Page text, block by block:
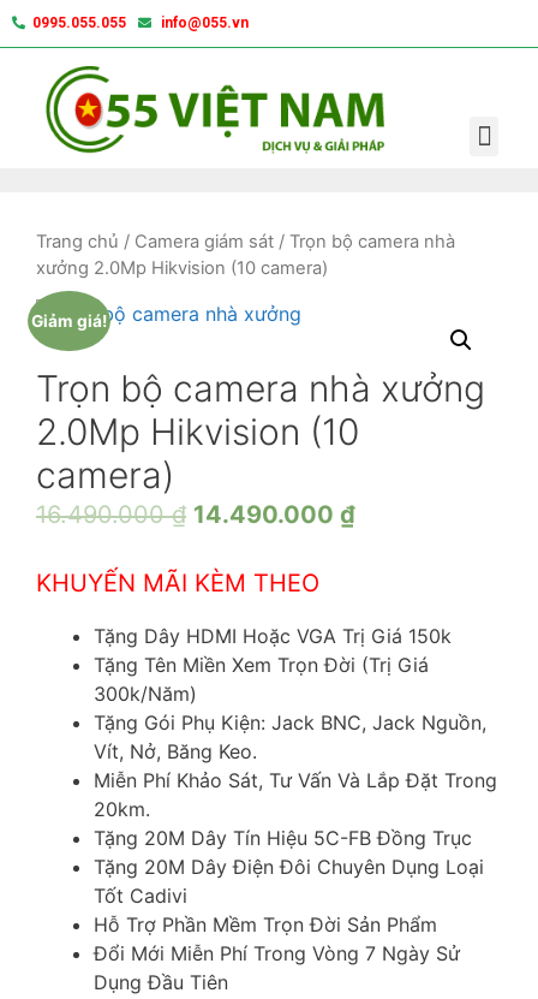
0995.055.055 info@055.vn
Trang chủ / Camera giám sát / Trọn bộ camera nhà
xưởng 2.0Mp Hikvision (10 camera)
Giảm giá!
Trọn bộ camera nhà xưởng
2.0Mp Hikvision (10
camera)
16.490.000₫ 14.490.000 ₫
KHUYẾN MÃI KÈM THEO
Tặng Dây HDMI Hoặc VGA Trị Giá 150k
Tặng Tên Miền Xem Trọn Đời (Trị Giá
300k/Năm)
Tặng Gói Phụ Kiện: Jack BNC, Jack Nguồn,
Vít, Nở, Băng Keo.
Miễn Phí Khảo Sát, Tư Vấn Và Lắp Đặt Trong
20km.
Tặng 20M Dây Tín Hiệu 5C-FB Đồng Trục
Tặng 20M Dây Điện Đôi Chuyên Dụng Loại
Tốt Cadivi
Hỗ Trợ Phần Mềm Trọn Đời Sản Phẩm
Đổi Mới Miễn Phí Trong Vòng 7 Ngày Sử
Dụng Đầu Tiên